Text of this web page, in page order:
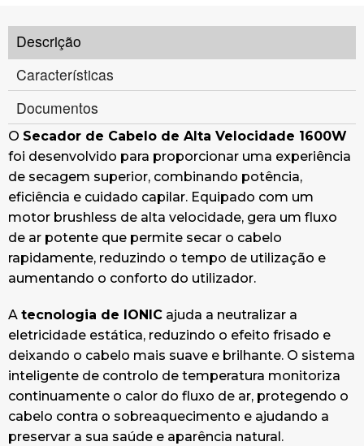
Descrição
Características
Documentos
O Secador de Cabelo de Alta Velocidade 1600W
foi desenvolvido para proporcionar uma experiência
de secagem superior, combinando potência,
eficiência e cuidado capilar. Equipado com um
motor brushless de alta velocidade, gera um fluxo
de ar potente que permite secar o cabelo
rapidamente, reduzindo o tempo de utilização e
aumentando o conforto do utilizador.
A tecnologia de IONIC ajuda a neutralizar a
eletricidade estática, reduzindo o efeito frisado e
deixando o cabelo mais suave e brilhante. O sistema
inteligente de controlo de temperatura monitoriza
continuamente o calor do fluxo de ar, protegendo o
cabelo contra o sobreaquecimento e ajudando a
preservar a sua saúde e aparência natural.